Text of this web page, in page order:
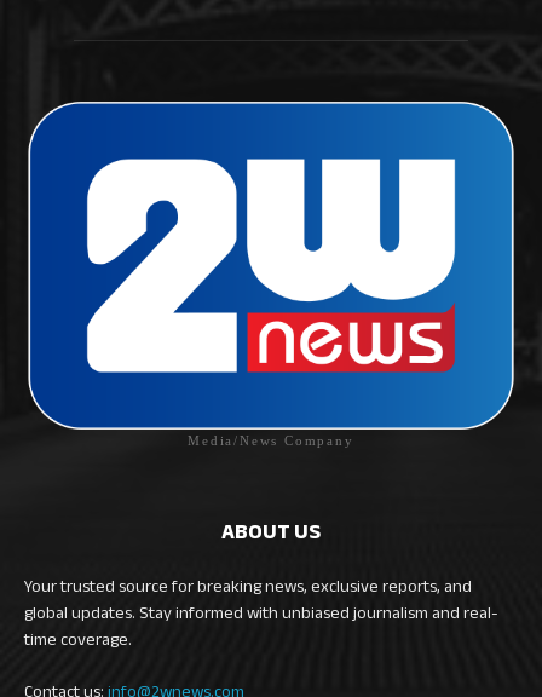
Media/News Company
ABOUT US
Your trusted source for breaking news, exclusive reports, and
global updates. Stay informed with unbiased journalism and real-
time coverage.